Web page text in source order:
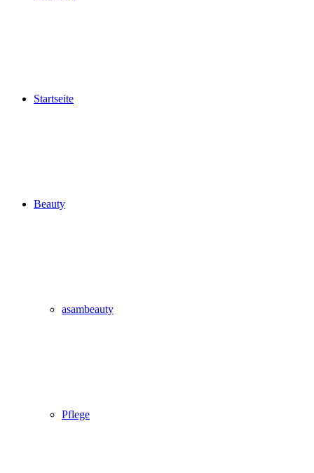
Startseite
Beauty
asambeauty
Pflege